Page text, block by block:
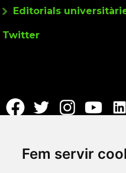
Fem servir
Editorials
Twitter